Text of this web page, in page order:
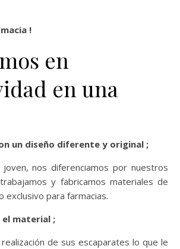
!
en
en una
un diseño diferente y original ;
joven, nos diferenciamos por nuestros
y fabricamos materiales de
para farmacias.
material ;
de sus escaparates lo que le